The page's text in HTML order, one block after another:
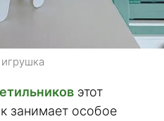
этот
занимает особое